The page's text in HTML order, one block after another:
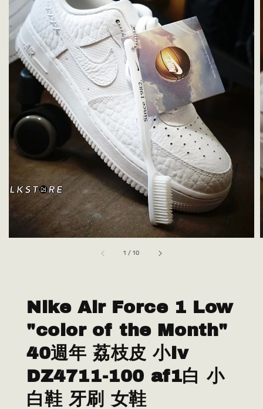
1 /10
Nike Air Force 1 Low
"color of the Month"
40週年 荔枝皮 小lv
DZ4711-100 af1白 小
白鞋 牙刷 女鞋